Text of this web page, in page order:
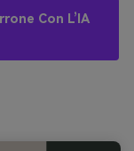
Con L’IA